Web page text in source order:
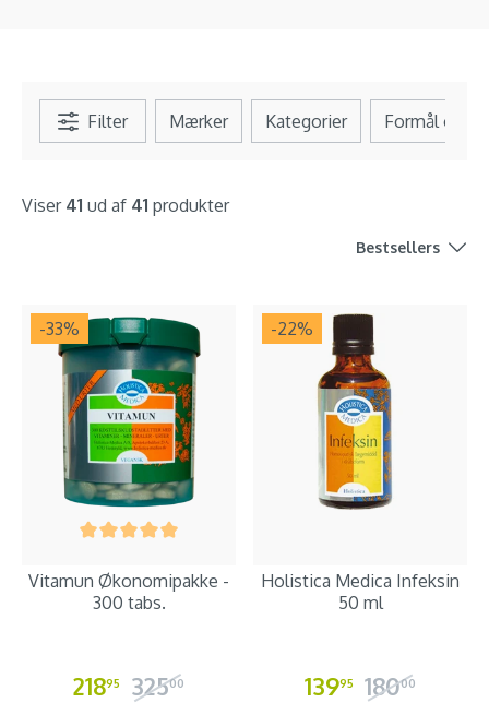
Filter Mærker Kategorier Formål og
Viser 41 ud af 41 produkter
Bestsellers
-33%
Vitamun Økonomipakke -
300 tabs.
21895 32500
-22%
Holistica Medica Infeksin
50 ml
13995 18000